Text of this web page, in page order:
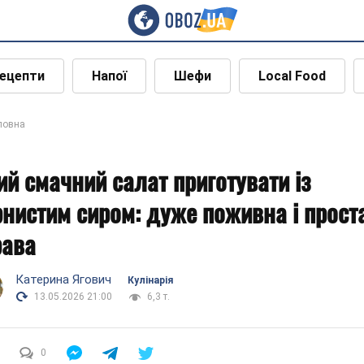
Напої Шефи Local Food
смачний салат приготувати із
сиром: дуже поживна і
Катерина Ягович
Кулінарія
13.05.2026 21:00
6,3 т.
0